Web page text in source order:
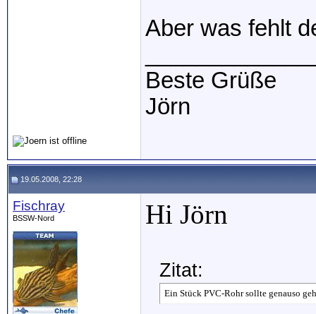
Aber was fehlt
Beste Grüße
Jörn
19.05.2008, 22:28
Fischray
BSSW-Nord Hi Jörn
Zitat:
Ein Stück PVC-Rohr sollte genauso